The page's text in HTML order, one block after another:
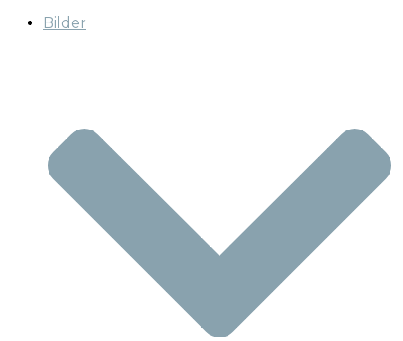
Bilder